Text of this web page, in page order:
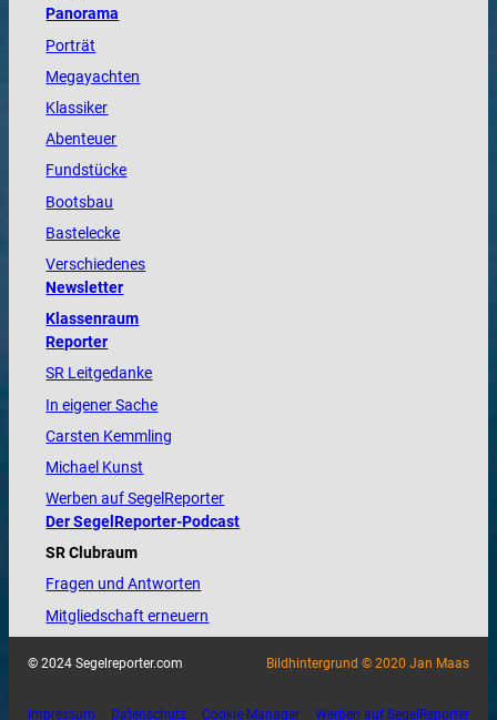
Panorama
Porträt
Megayachten
Klassiker
Abenteuer
Fundstücke
Bootsbau
Bastelecke
Verschiedenes
Newsletter
Klassenraum
Reporter
SR Leitgedanke
In eigener Sache
Carsten Kemmling
Michael Kunst
Werben auf SegelReporter
Der SegelReporter-Podcast
SR Clubraum
Fragen und Antworten
Mitgliedschaft erneuern
© 2024 Segelreporter.com Bildhintergrund © 2020 Jan Maas
Impressum Datenschutz Cookie-Manager Werben auf SegelReporter